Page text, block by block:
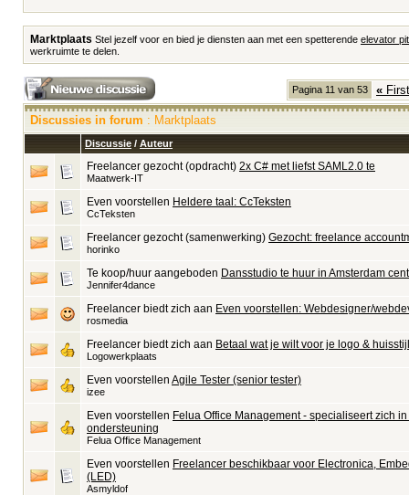
Marktplaats Stel jezelf voor en bied je diensten aan met een spetterende elevator
werkruimte te delen.
Pagina 11 van 53 « First
Discussies in forum : Marktplaats
Discussie / Auteur
Freelancer gezocht (opdracht) 2x C# met liefst SAML2.0 te
Maatwerk-IT
Even voorstellen Heldere taal: CcTeksten
CcTeksten
Freelancer gezocht (samenwerking) Gezocht: freelance
horinko
Te koop/huur aangeboden Dansstudio te huur in Amsterdam
Jennifer4dance
Freelancer biedt zich aan Even voorstellen: Webdesigner/
rosmedia
Freelancer biedt zich aan Betaal wat je wilt voor je logo & huisstijl
Logowerkplaats
Even voorstellen Agile Tester (senior tester)
izee
Even voorstellen Felua Office Management - specialiseert zich
ondersteuning
Felua Office Management
Even voorstellen Freelancer beschikbaar voor Electronica,
(LED)
Asmyldof